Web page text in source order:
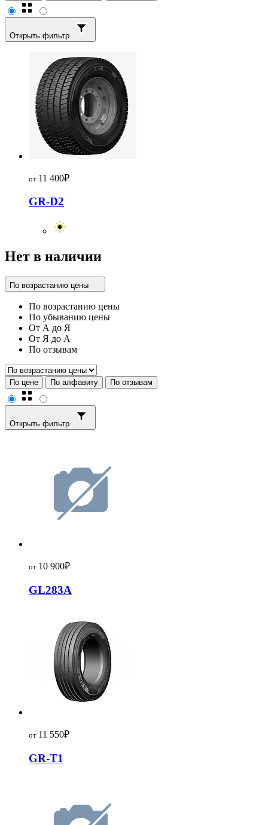
Открыть фильтр
от 11 400₽
GR-D2
Нет в наличии
По возрастанию цены
По возрастанию цены
По убыванию цены
От А до Я
От Я до А
По отзывам
По цене По алфавиту По отзывам
Открыть фильтр
от 10 900₽
GL283A
от 11 550₽
GR-T1